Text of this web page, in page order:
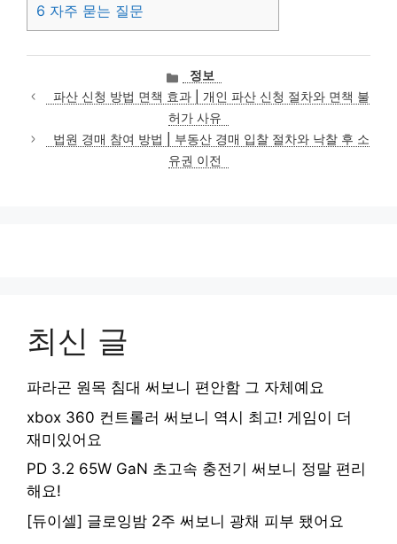
6 자주 묻는 질문
카
테
고
리
정보
파산 신청 방법 면책 효과 | 개인 파산 신청 절차와 면책 불
허가 사유
법원 경매 참여 방법 | 부동산 경매 입찰 절차와 낙찰 후 소
유권 이전
최신 글
파라곤 원목 침대 써보니 편안함 그 자체예요
xbox 360 컨트롤러 써보니 역시 최고! 게임이 더
재미있어요
PD 3.2 65W GaN 초고속 충전기 써보니 정말 편리
해요!
[듀이셀] 글로잉밤 2주 써보니 광채 피부 됐어요